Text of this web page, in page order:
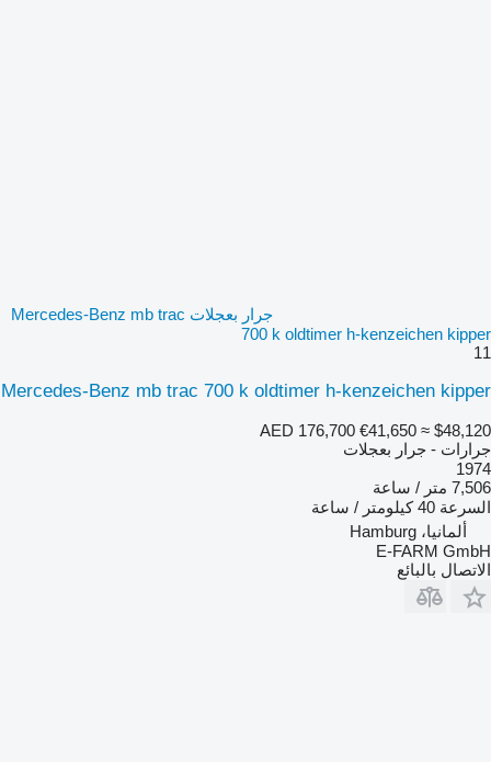
جرار بعجلات Mercedes-Benz mb trac
700 k oldtimer h-kenzeichen kipper
11
Mercedes-Benz mb trac 700 k oldtimer h-kenzeichen kipper
AED 176,700 €41,650 ≈ $48,120
جرارات - جرار بعجلات
1974
7,506 متر / ساعة
السرعة 40 كيلومتر / ساعة
ألمانيا، Hamburg
E-FARM GmbH
الاتصال بالبائع